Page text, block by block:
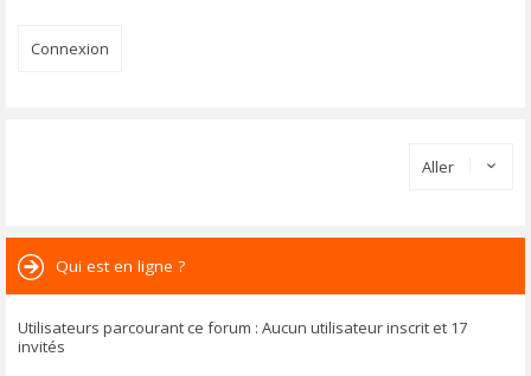
Aller
Qui est en ligne ?
Utilisateurs parcourant ce forum : Aucun utilisateur inscrit et 17
invités